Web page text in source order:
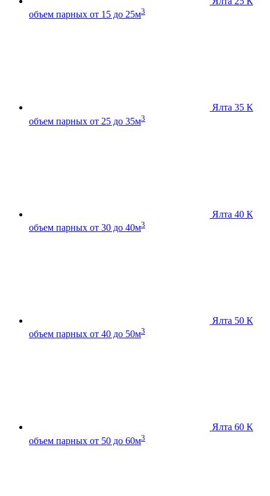
объем парных от 15 до 25м3
Ялта 35 К
объем парных от 25 до 35м3
Ялта 40 К
объем парных от 30 до 40м3
Ялта 50 К
объем парных от 40 до 50м3
Ялта 60 К
объем парных от 50 до 60м3